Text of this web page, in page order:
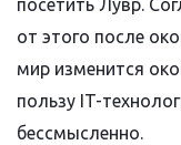
посетить Лувр.
от этого после
мир изменится
пользу IT-
бессмысленно.